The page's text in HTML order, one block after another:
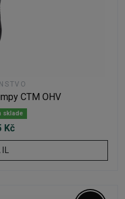
CTM OHV
sklade
Kč